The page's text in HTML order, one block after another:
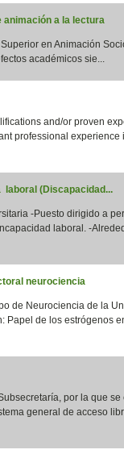
a la lectura
en Animación
académicos sie...
and/or proven
professional experience
laboral (Discapacidad...
-Puesto dirigido a
laboral. -
neurociencia
de Neurociencia de la
Papel de los estrógenos
por la que se
general de acceso